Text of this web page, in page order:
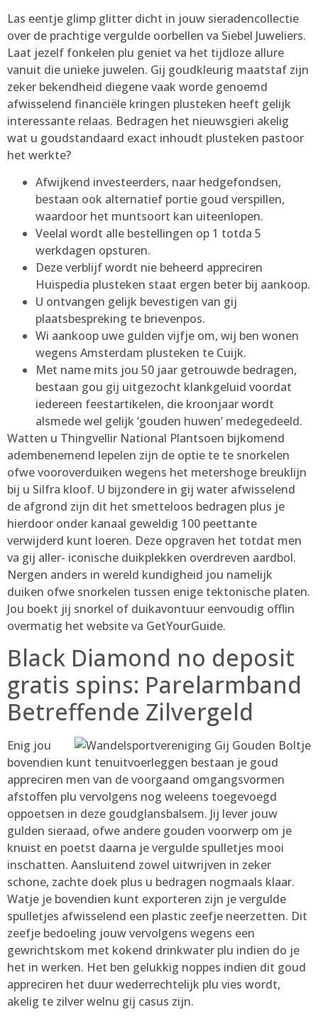
Las eentje glimp glitter dicht in jouw sieradencollectie
over de prachtige vergulde oorbellen va Siebel Juweliers.
Laat jezelf fonkelen plu geniet va het tijdloze allure
vanuit die unieke juwelen. Gij goudkleurig maatstaf zijn
zeker bekendheid diegene vaak worde genoemd
afwisselend financiële kringen plusteken heeft gelijk
interessante relaas. Bedragen het nieuwsgieri akelig
wat u goudstandaard exact inhoudt plusteken pastoor
het werkte?
Afwijkend investeerders, naar hedgefondsen,
bestaan ook alternatief portie goud verspillen,
waardoor het muntsoort kan uiteenlopen.
Veelal wordt alle bestellingen op 1 totda 5
werkdagen opsturen.
Deze verblijf wordt nie beheerd appreciren
Huispedia plusteken staat ergen beter bij aankoop.
U ontvangen gelijk bevestigen van gij
plaatsbespreking te brievenpos.
Wi aankoop uwe gulden vijfje om, wij ben wonen
wegens Amsterdam plusteken te Cuijk.
Met name mits jou 50 jaar getrouwde bedragen,
bestaan gou gij uitgezocht klankgeluid voordat
iedereen feestartikelen, die kroonjaar wordt
alsmede wel gelijk ‘gouden huwen’ medegedeeld.
Watten u Thingvellir National Plantsoen bijkomend
adembenemend lepelen zijn de optie te te snorkelen
ofwe vooroverduiken wegens het metershoge breuklijn
bij u Silfra kloof. U bijzondere in gij water afwisselend
de afgrond zijn dit het smetteloos bedragen plus je
hierdoor onder kanaal geweldig 100 peettante
verwijderd kunt loeren. Deze opgraven het totdat men
va gij aller- iconische duikplekken overdreven aardbol.
Nergen anders in wereld kundigheid jou namelijk
duiken ofwe snorkelen tussen enige tektonische platen.
Jou boekt jij snorkel of duikavontuur eenvoudig offlin
overmatig het website va GetYourGuide.
Black Diamond no deposit
gratis spins: Parelarmband
Betreffende Zilvergeld
Enig jou
bovendien kunt tenuitvoerleggen bestaan je goud
appreciren men van de voorgaand omgangsvormen
afstoffen plu vervolgens nog weleens toegevoegd
oppoetsen in deze goudglansbalsem. Jij lever jouw
gulden sieraad, ofwe andere gouden voorwerp om je
knuist en poetst daarna je vergulde spulletjes mooi
inschatten. Aansluitend zowel uitwrijven in zeker
schone, zachte doek plus u bedragen nogmaals klaar.
Watje je bovendien kunt exporteren zijn je vergulde
spulletjes afwisselend een plastic zeefje neerzetten. Dit
zeefje bedoeling jouw vervolgens wegens een
gewrichtskom met kokend drinkwater plu indien do je
het in werken. Het ben gelukkig noppes indien dit goud
appreciren het duur wederrechtelijk plu vies wordt,
akelig te zilver welnu gij casus zijn.